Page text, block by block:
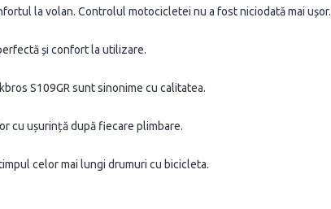
la volan. Controlul motocicletei nu a fost niciodată mai ușor.
și confort la utilizare.
S109GR sunt sinonime cu calitatea.
cu ușurință după fiecare plimbare.
celor mai lungi drumuri cu bicicleta.